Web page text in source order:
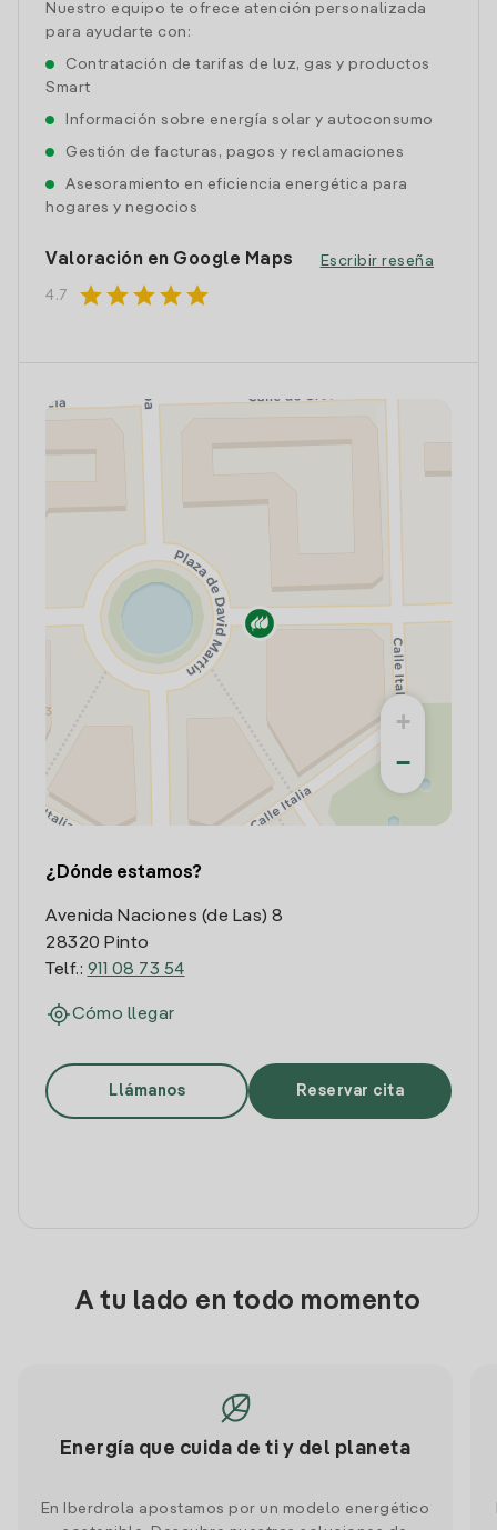
Nuestro equipo te ofrece atención personalizada
para ayudarte con:
Contratación de tarifas de luz, gas y productos
Smart
Información sobre energía solar y autoconsumo
Gestión de facturas, pagos y reclamaciones
Asesoramiento en eficiencia energética para
hogares y negocios
Valoración en Google Maps
4.7 starstarstarstarstar
Escribir reseña
+
−
¿Dónde estamos?
Avenida Naciones (de Las) 8
28320 Pinto
Telf.: 911 08 73 54
Cómo llegar
Llámanos Reservar cita
A tu lado en todo momento
Energía que cuida de ti y del planeta
En Iberdrola apostamos por un modelo energético